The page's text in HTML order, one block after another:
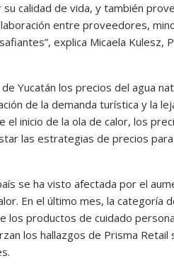
calidad de vida, y también
entre proveedores,
explica Micaela Kulesz,
Yucatán los precios del agua
de la demanda turística y la
inicio de la ola de calor, los
las estrategias de precios
se ha visto afectada por el
En el último mes, la categoría
los productos de cuidado
los hallazgos de Prisma Retail